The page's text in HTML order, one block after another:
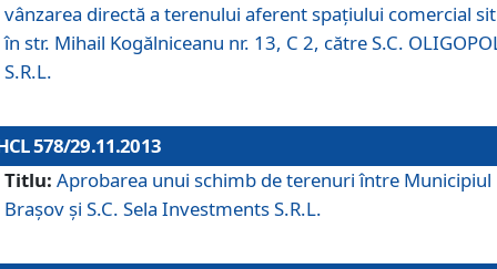
vânzarea directă a terenului aferent spaţiului comercial
în str. Mihail Kogălniceanu nr. 13, C 2, către S.C.
S.R.L.
578/29.11.2013
Titlu: Aprobarea unui schimb de terenuri între Municipiul
Braşov şi S.C. Sela Investments S.R.L.